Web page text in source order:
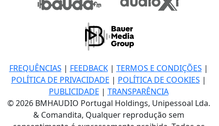
FREQUÊNCIAS | FEEDBACK| TERMOS E CONDIÇÕES |
POLÍTICA DE PRIVACIDADE | POLÍTICA DE COOKIES |
PUBLICIDADE | TRANSPARÊNCIA
© 2026 BMHAUDIO Portugal Holdings, Unipessoal Lda.
& Comandita, Qualquer reprodução sem